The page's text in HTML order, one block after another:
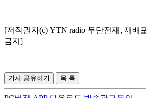
[저작권자(c) YTN radio 무단전재, 재배
금지]
기사 공유하기 목 록